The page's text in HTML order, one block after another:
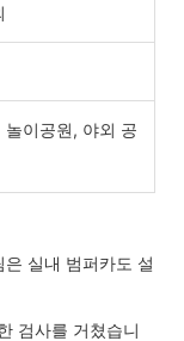
놀이공원, 야외 공
실내 범퍼카도 설
검사를 거쳤습니